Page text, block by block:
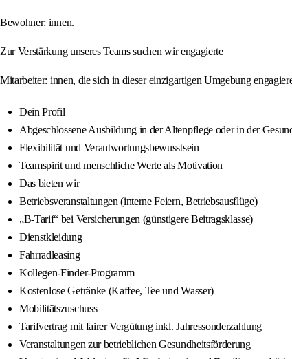
Bewohner: innen.
Zur Verstärkung unseres Teams suchen wir engagierte
Mitarbeiter: innen, die sich in dieser einzigartigen Umgebung
Dein Profil
Abgeschlossene Ausbildung in der Altenpflege oder in der
Flexibilität und Verantwortungsbewusstsein
Teamspirit und menschliche Werte als Motivation
Das bieten wir
Betriebsveranstaltungen (interne Feiern, Betriebsausflüge)
„B-Tarif“ bei Versicherungen (günstigere Beitragsklasse)
Dienstkleidung
Fahrradleasing
Kollegen-Finder-Programm
Kostenlose Getränke (Kaffee, Tee und Wasser)
Mobilitätszuschuss
Tarifvertrag mit fairer Vergütung inkl. Jahressonderzahlung
Veranstaltungen zur betrieblichen Gesundheitsförderung